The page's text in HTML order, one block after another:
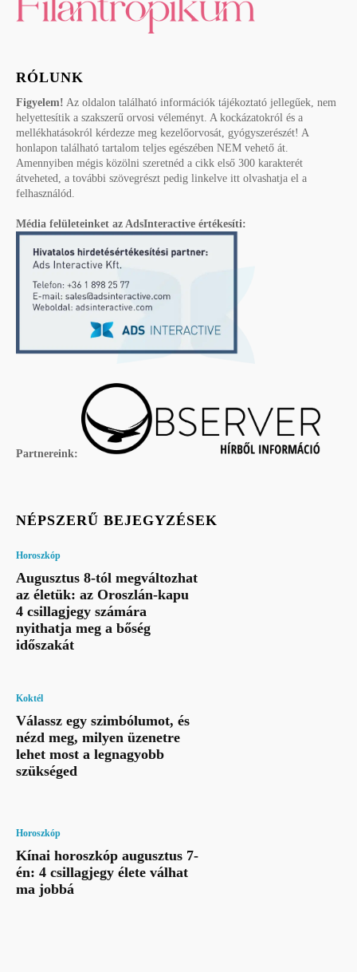
RÓLUNK
Figyelem! Az oldalon található információk tájékoztató jellegűek, nem
helyettesítik a szakszerű orvosi véleményt. A kockázatokról és a
mellékhatásokról kérdezze meg kezelőorvosát, gyógyszerészét! A
honlapon található tartalom teljes egészében NEM vehető át.
Amennyiben mégis közölni szeretnéd a cikk első 300 karakterét
átveheted, a további szövegrészt pedig linkelve itt olvashatja el a
felhasználód.
Média felületeinket az AdsInteractive értékesíti:
Partnereink:
NÉPSZERŰ BEJEGYZÉSEK
Horoszkóp
Augusztus 8-tól megváltozhat
az életük: az Oroszlán-kapu
4 csillagjegy számára
nyithatja meg a bőség
időszakát
Koktél
Válassz egy szimbólumot, és
nézd meg, milyen üzenetre
lehet most a legnagyobb
szükséged
Horoszkóp
Kínai horoszkóp augusztus 7-
én: 4 csillagjegy élete válhat
ma jobbá